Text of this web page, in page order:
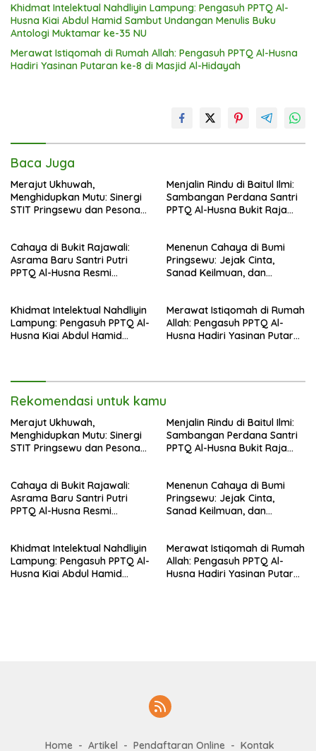
Khidmat Intelektual Nahdliyin Lampung: Pengasuh PPTQ Al-
Husna Kiai Abdul Hamid Sambut Undangan Menulis Buku
Antologi Muktamar ke-35 NU
Merawat Istiqomah di Rumah Allah: Pengasuh PPTQ Al-Husna
Hadiri Yasinan Putaran ke-8 di Masjid Al-Hidayah
Baca Juga
Merajut Ukhuwah,
Menghidupkan Mutu: Sinergi
STIT Pringsewu dan Pesona
Menjalin Rindu di Baitul Ilmi:
Sambangan Perdana Santri
PPTQ Al-Husna Bukit Raja
Suci
Cahaya di Bukit Rajawali:
Asrama Baru Santri Putri
PPTQ Al-Husna Resmi
Menenun Cahaya di Bumi
Pringsewu: Jejak Cinta,
Sanad Keilmuan, dan
Nahdlatul Ulama
Khidmat Intelektual Nahdliyin
Lampung: Pengasuh PPTQ Al-
Husna Kiai Abdul Hamid
Merawat Istiqomah di Rumah
Allah: Pengasuh PPTQ Al-
Husna Hadiri Yasinan Putaran
Rekomendasi untuk kamu
Merajut Ukhuwah,
Menghidupkan Mutu: Sinergi
STIT Pringsewu dan Pesona
Menjalin Rindu di Baitul Ilmi:
Sambangan Perdana Santri
PPTQ Al-Husna Bukit Raja
Suci
Cahaya di Bukit Rajawali:
Asrama Baru Santri Putri
PPTQ Al-Husna Resmi
Menenun Cahaya di Bumi
Pringsewu: Jejak Cinta,
Sanad Keilmuan, dan
Nahdlatul Ulama
Khidmat Intelektual Nahdliyin
Lampung: Pengasuh PPTQ Al-
Husna Kiai Abdul Hamid
Merawat Istiqomah di Rumah
Allah: Pengasuh PPTQ Al-
Husna Hadiri Yasinan Putaran
Home Artikel Pendaftaran Online Kontak